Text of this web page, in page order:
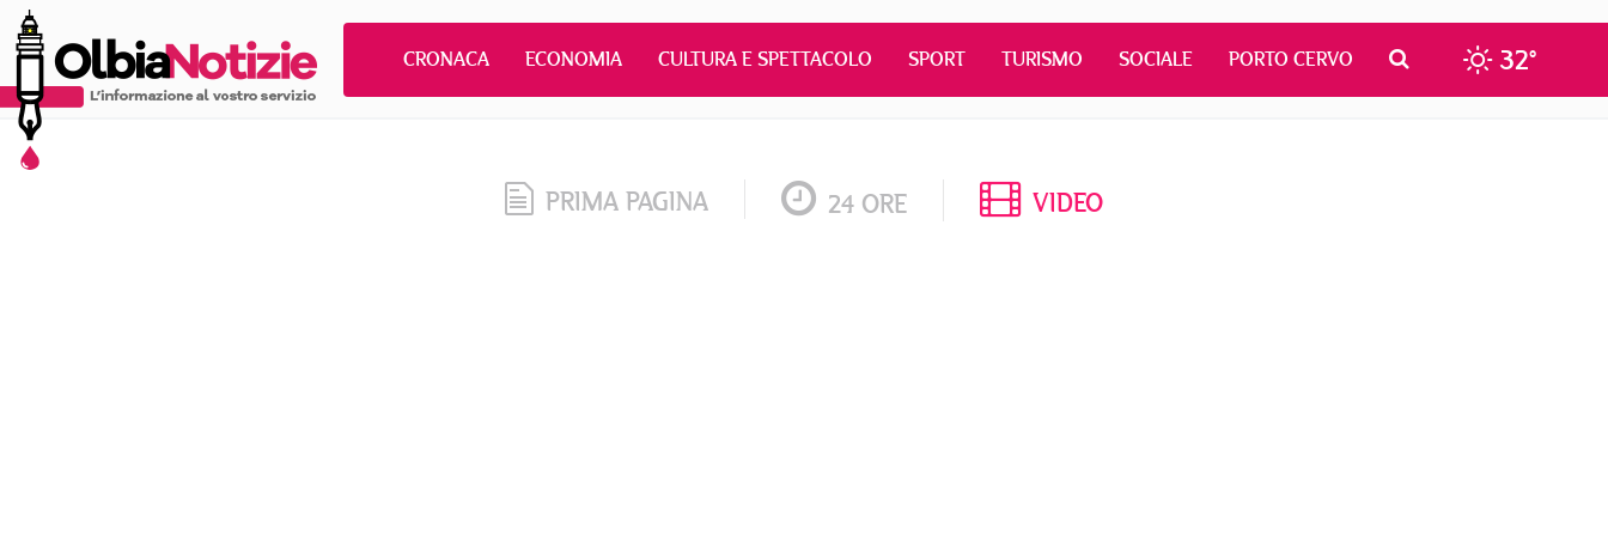
CRONACA ECONOMIA CULTURA E SPETTACOLO SPORT TURISMO SOCIALE PORTO CERVO 32°
PRIMA PAGINA 24 ORE VIDEO